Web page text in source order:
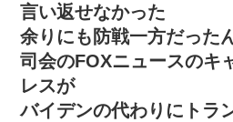
言い返せなかった
余りにも防戦一方だった
司会のFOXニュースのキ
レスが
バイデンの代わりにトラ